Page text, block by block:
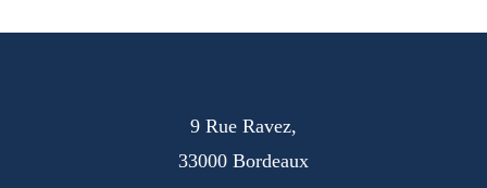
9 Rue Ravez,
33000 Bordeaux